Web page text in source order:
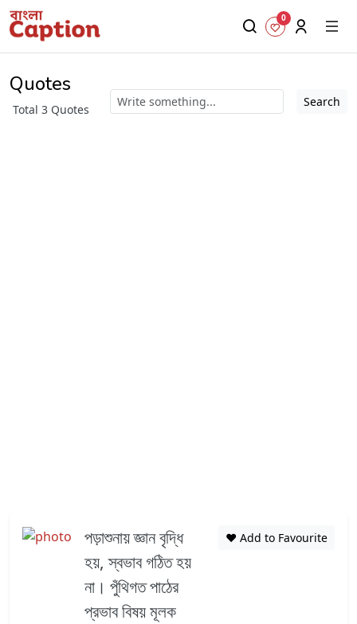
0
Quotes
Total 3 Quotes
Search
পড়াশুনায় জ্ঞান বৃদ্ধি
হয়, স্বভাব গঠিত হয়
না। পুঁথিগত পাঠের
প্রভাব বিষয় মূলক
❤️ Add to Favourite